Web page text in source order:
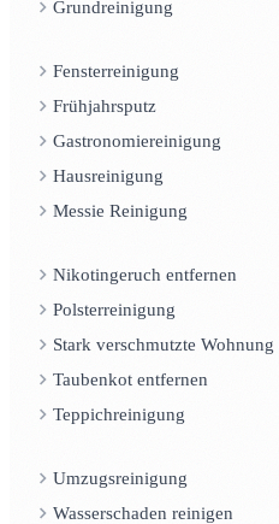
Grundreinigung
Fensterreinigung
Frühjahrsputz
Gastronomiereinigung
Hausreinigung
Messie Reinigung
Nikotingeruch entfernen
Polsterreinigung
Stark verschmutzte Wohnung
Taubenkot entfernen
Teppichreinigung
Umzugsreinigung
Wasserschaden reinigen